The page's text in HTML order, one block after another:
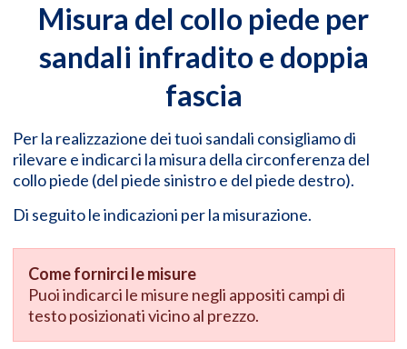
Misura del collo piede per
sandali infradito e doppia
fascia
Per la realizzazione dei tuoi sandali consigliamo di
rilevare e indicarci la misura della circonferenza del
collo piede (del piede sinistro e del piede destro).
Di seguito le indicazioni per la misurazione.
Come fornirci le misure
Puoi indicarci le misure negli appositi campi di
testo posizionati vicino al prezzo.